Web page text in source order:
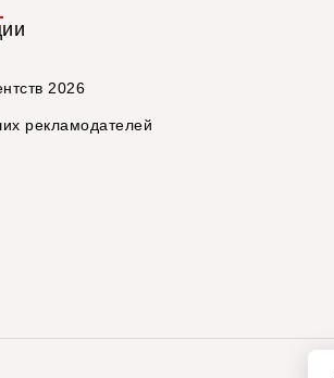
2026
рекламодателей